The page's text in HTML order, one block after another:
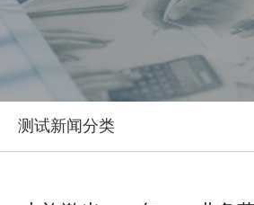
测试新闻分类